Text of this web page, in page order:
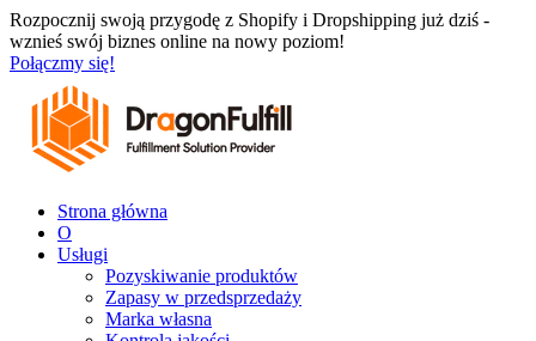
Przejdź
do
treści
Rozpocznij swoją przygodę z Shopify i Dropshipping już dziś -
wznieś swój biznes online na nowy poziom!
Połączmy się!
Strona główna
O
Usługi
Pozyskiwanie produktów
Zapasy w przedsprzedaży
Marka własna